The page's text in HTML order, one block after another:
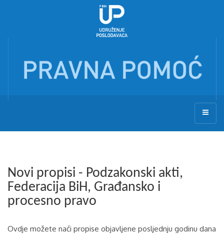
Novi propisi - Podzakonski akti,
Federacija BiH, Građansko i
procesno pravo
Ovdje možete naći propise objavljene posljednju godinu dana